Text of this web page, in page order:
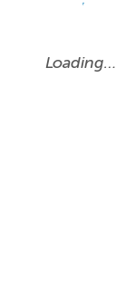
Loading…